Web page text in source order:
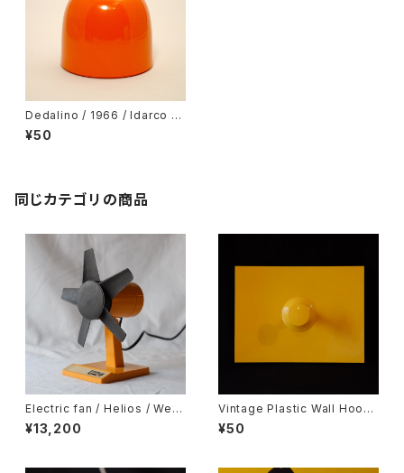
Dedalino / 1966 / Idarco /
ORANGE
¥50
同じカテゴリの商品
Electric fan / Helios / West
Germany
¥13,200
Vintage Plastic Wall Hook /
Coat Rack / Space Age
¥50